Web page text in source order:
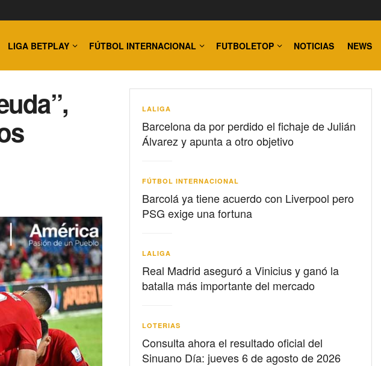
LIGA BETPLAY FÚTBOL INTERNACIONAL FUTBOLETOP NOTICIAS NEWS
LALIGA
Barcelona da por perdido el fichaje de Julián
Álvarez y apunta a otro objetivo
FÚTBOL INTERNACIONAL
Barcolá ya tiene acuerdo con Liverpool pero
PSG exige una fortuna
LALIGA
Real Madrid aseguró a Vinicius y ganó la
batalla más importante del mercado
LOTERIAS
Consulta ahora el resultado oficial del
Sinuano Día: jueves 6 de agosto de 2026